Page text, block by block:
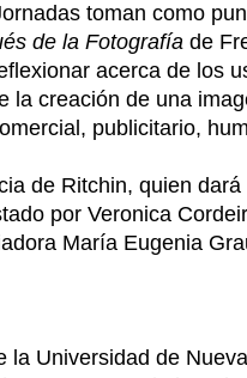
toman como
de la Fotografía de
acerca de los
la creación de una
publicitario,
de Ritchin, quien
por Veronica
María Eugenia
la Universidad de